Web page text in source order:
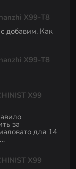
X99-T8
добавим. Как
X99-T8
X99
за
для 14
X99